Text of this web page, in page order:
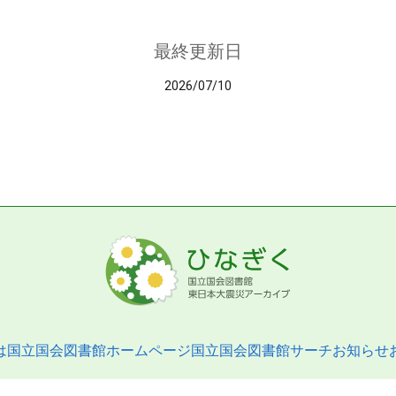
最終更新日
2026/07/10
国立国会図書館ホームページ国立国会図書館サーチお知らせ